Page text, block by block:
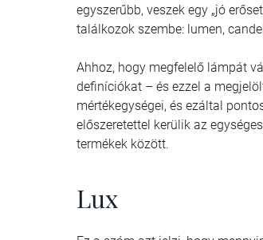
egyszerűbb, veszek egy „jó
találkozok szembe: lumen,
Ahhoz, hogy megfelelő lámpát
definíciókat – és ezzel a
mértékegységei, és ezáltal
előszeretettel kerülik az
termékek között.
Lux